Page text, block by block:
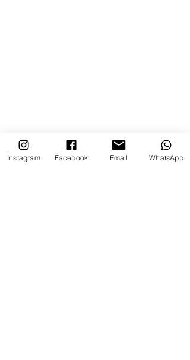
Instagram Facebook Email WhatsApp